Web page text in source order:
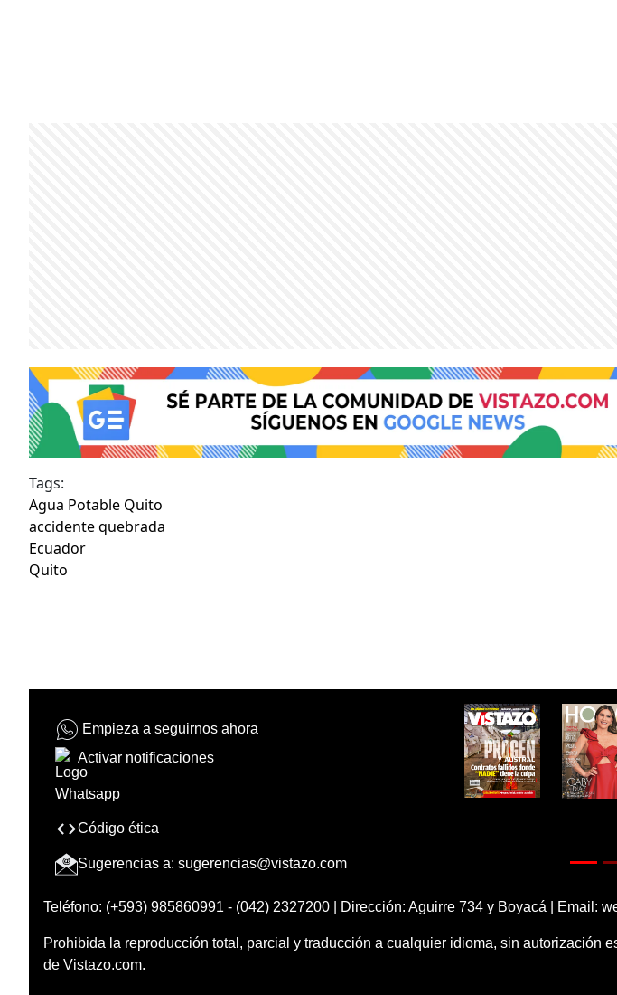
Tags:
Agua Potable Quito
accidente quebrada
Ecuador
Quito
Empieza a seguirnos ahora
Activar notificaciones
Código ética
Sugerencias a: sugerencias@vistazo.com
Teléfono: (+593) 985860991 - (042) 2327200 | Dirección: Aguirre 734 y Boyacá | Email:
Prohibida la reproducción total, parcial y traducción a cualquier idioma, sin autorización
de Vistazo.com.